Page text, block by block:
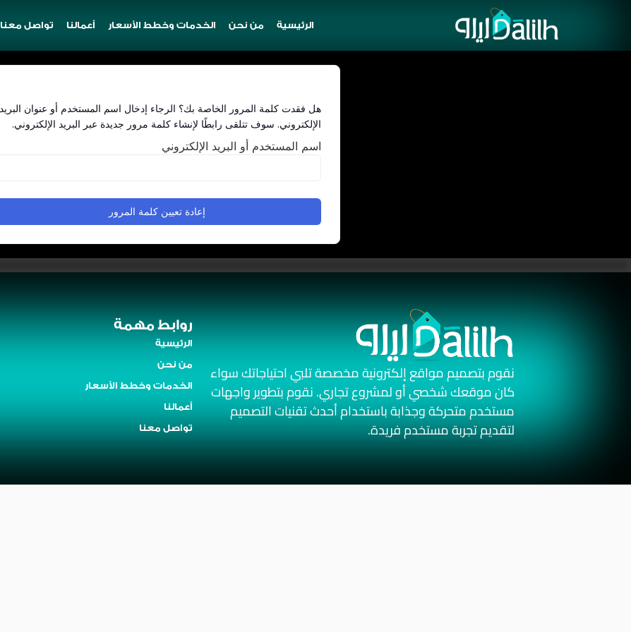
الرئيسية من نحن الخدمات وخطط الأسعار أعمالنا تواصل معنا
هل فقدت كلمة المرور الخاصة بك؟ الرجاء إدخال اسم المستخدم أو عنوان البريد
الإلكتروني. سوف تتلقى رابطًا لإنشاء كلمة مرور جديدة عبر البريد الإلكتروني.
اسم المستخدم أو البريد الإلكتروني
إعادة تعيين كلمة المرور
نقوم بتصميم مواقع إلكترونية مخصصة تلبي احتياجاتك سواء
كان موقعك شخصي أو لمشروع تجاري. نقوم بتطوير واجهات
مستخدم متحركة وجذابة باستخدام أحدث تقنيات التصميم
لتقديم تجربة مستخدم فريدة.
روابط مهمة
الرئيسية
من نحن
الخدمات وخطط الأسعار
أعمالنا
تواصل معنا